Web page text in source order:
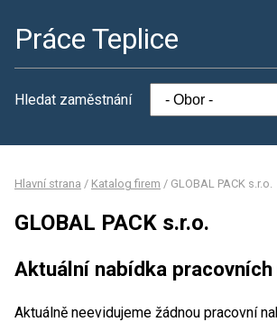
Práce Teplice
Hledat zaměstnání
Hlavní strana / Katalog firem / GLOBAL PACK s.r.o.
GLOBAL PACK s.r.o.
Aktuální nabídka
Aktuálně neevidujeme žádnou pracovní